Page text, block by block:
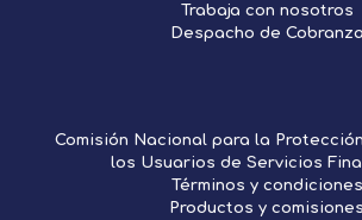
Trabaja con nosotros
Despacho de Cobranza
Comisión Nacional para la
los Usuarios de Servicios
Términos y condiciones
Productos y comisiones